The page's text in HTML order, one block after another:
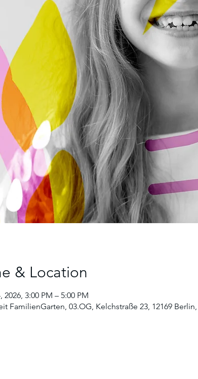
& Location
2026, 3:00 PM – 5:00 PM
FamilienGarten, 03.OG, Kelchstraße 23, 12169